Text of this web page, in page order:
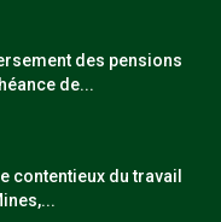
des pensions
de...
contentieux du travail